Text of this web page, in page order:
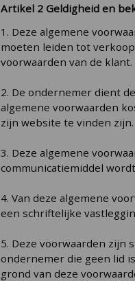
Artikel 2 Geldigheid en
1. Deze algemene
moeten leiden tot
voorwaarden van de klant.
2. De ondernemer dient
algemene voorwaarden
zijn website te vinden zijn.
3. Deze algemene
communicatiemiddel
4. Van deze algemene
een schriftelijke
5. Deze voorwaarden zijn
ondernemer die geen lid
grond van deze